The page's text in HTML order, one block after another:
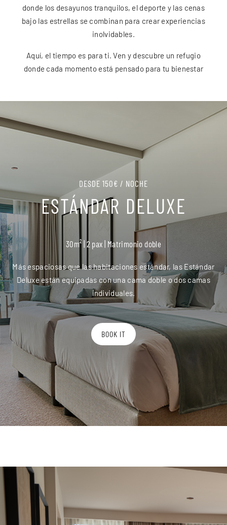
donde los desayunos tranquilos, el deporte y las cenas
bajo las estrellas se combinan para crear experiencias
inolvidables.
Aquí, el tiempo es para ti. Ven y descubre un refugio
donde cada momento está pensado para tu bienestar
DESDE 150€ / NOCHE
ESTÁNDAR DELUXE
30m² | 2 pax | Matrimonio doble
Más espaciosas que las habitaciones estándar, las Estándar
Deluxe están equipadas con una cama doble o dos camas
individuales.
BOOK IT